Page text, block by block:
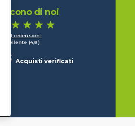
Dicono di noi
1.641 recensioni
Eccellente (4,8)
Acquisti verificati